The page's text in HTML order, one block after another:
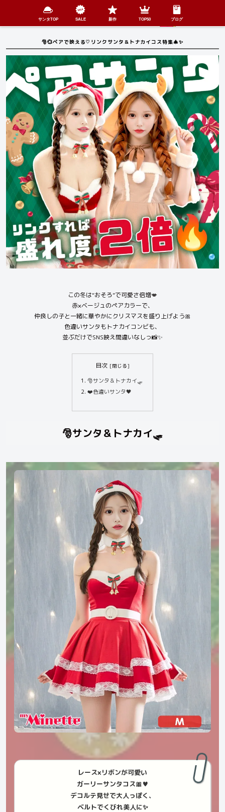
サンタTOP SALE 新作 TOP50 ブログ
🎅💞ペアで映える♡リンクサンタ＆トナカイコス特集🎄✨
この冬は“おそろ”で可愛さ倍増💋
赤×ベージュのペアカラーで、
仲良しの子と一緒に華やかにクリスマスを盛り上げよう🎀
色違いサンタもトナカイコンビも、
並ぶだけでSNS映え間違いなしっ📸✨
目次
🎅サンタ＆トナカイ🛷
❤️色違いサンタ🖤
🎅サンタ＆トナカイ🛷
レース×リボンが可愛い
ガーリーサンタコス🎀♥
デコルテ見せで大人っぽく、
ベルトでくびれ美人に✨